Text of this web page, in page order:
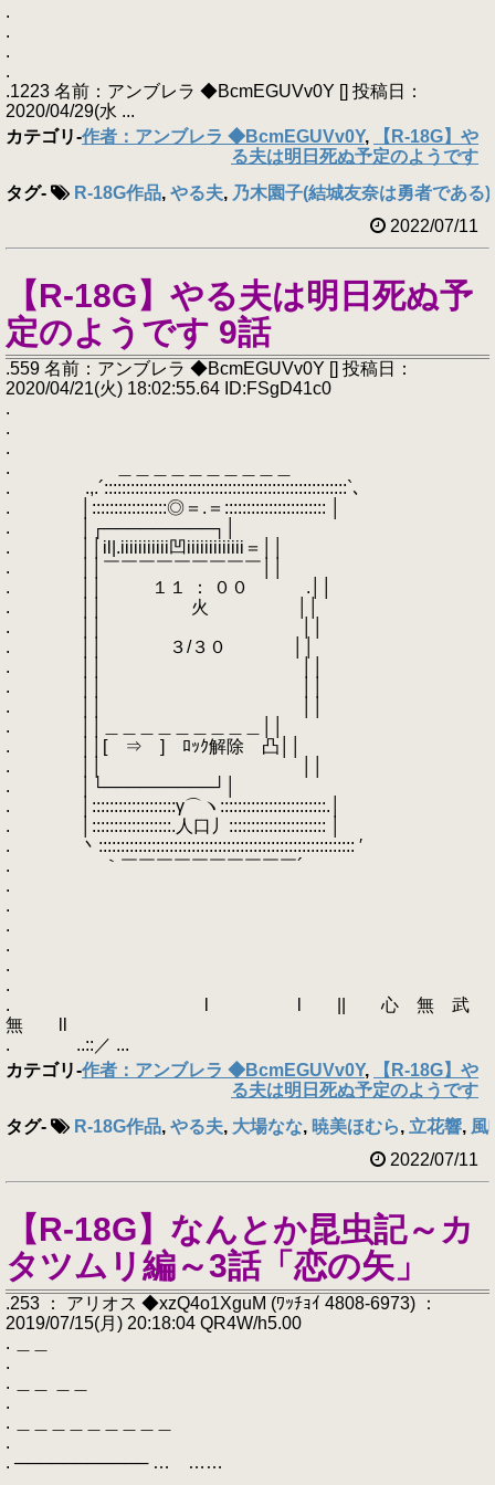
.
.
.
.
.1223 名前：アンブレラ ◆BcmEGUVv0Y [] 投稿日：
2020/04/29(水 ...
カテゴリ-作者：アンブレラ ◆BcmEGUVv0Y,
【R-18G】や
る夫は明日死ぬ予定のようです
タグ- R-18G作品, やる夫, 乃木園子(結城友奈は勇者である)
2022/07/11
【R-18G】やる夫は明日死ぬ予
定のようです 9話
.559 名前：アンブレラ ◆BcmEGUVv0Y [] 投稿日：
2020/04/21(火) 18:02:55.64 ID:FSgD41c0
.
.
.
. ＿＿＿＿＿＿＿＿＿＿
. .,.´:::::::::::::::::::::::::::::::::::::::::::::::::::::::`､
. │:::::::::::::::::◎＝.＝::::::::::::::::::::::: │
. │┌─────────┐│
. ││il|.iiiiiiiiiii凹iiiiiiiiiiiii＝││
. ││￣￣￣￣￣￣￣￣￣││
. ││ １１ ： ００ .││
. ││ 火 ││
. ││ ││
. ││ ３/３０ ││
. ││ ││
. ││ ││
. ││ ││
. ││＿＿＿＿＿＿＿＿＿││
. ││[ ⇒ ] ﾛｯｸ解除 凸││
. ││ ││
. │└─────────┘│
. │:::::::::::::::::::γ⌒ヽ::::::::::::::::::::::::.│
. │::::::::::::::::::.人口丿:::::::::::::::::::::: │
. 丶:::::::::::::::::::::::::::::::::::::::::::::::::::::::::: ′
. ｀￣￣￣￣￣￣￣￣￣￣´
.
.
.
.
.
.
. l l || 心 無 武
無 ll
. ..::／ ...
カテゴリ-作者：アンブレラ ◆BcmEGUVv0Y,
【R-18G】や
る夫は明日死ぬ予定のようです
タグ- R-18G作品, やる夫, 大場なな, 暁美ほむら, 立花響, 風
2022/07/11
【R-18G】なんとか昆虫記～カ
タツムリ編～3話「恋の矢」
.253 ： アリオス ◆xzQ4o1XguM (ﾜｯﾁｮｲ 4808-6973) ：
2019/07/15(月) 20:18:04 QR4W/h5.00
. ＿＿
.
. ＿＿ ＿＿
.
. ＿＿＿＿＿＿＿＿＿
.
. ─────────── … ……